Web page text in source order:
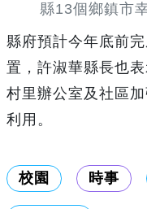
縣13個鄉鎮市
縣府預計今年底前
置，許淑華縣長也
村里辦公室及社區
利用。
校園 時事